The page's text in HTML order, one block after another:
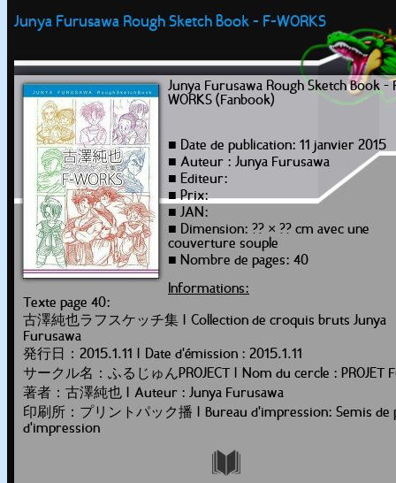
Junya Furusawa Rough Sketch Book - F-WORKS
Junya Furusawa Rough Sketch Book -
WORKS (Fanbook)
■ Date de publication: 11 janvier 2015
■ Auteur : Junya Furusawa
■ Editeur:
■ Prix:
■ JAN:
■ Dimension: ?? × ?? cm avec une
couverture souple
■ Nombre de pages: 40
Informations:
Texte page 40:
古澤純也ラフスケッチ集 | Collection de croquis bruts Junya
Furusawa
発行日：2015.1.11 | Date d'émission : 2015.1.11
サークル名：ふるじゅんPROJECT | Nom du cercle : PROJET
著者：古澤純也 | Auteur : Junya Furusawa
印刷所：プリントパック播 | Bureau d'impression: Semis de
d'impression